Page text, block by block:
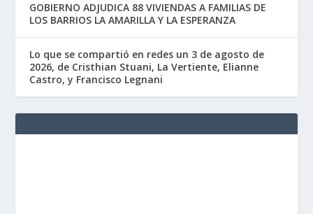
GOBIERNO ADJUDICA 88 VIVIENDAS A FAMILIAS DE
LOS BARRIOS LA AMARILLA Y LA ESPERANZA
Lo que se compartió en redes un 3 de agosto de
2026, de Cristhian Stuani, La Vertiente, Elianne
Castro, y Francisco Legnani